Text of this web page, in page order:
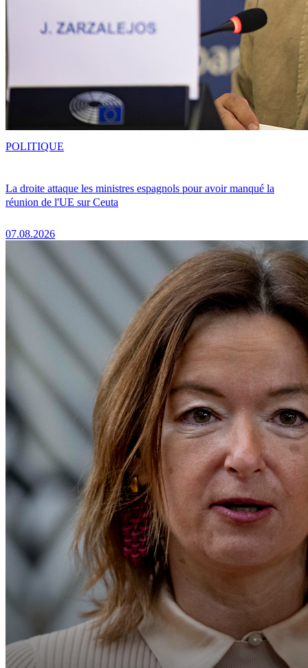
La droite attaque les ministres espagnols pour avoir manqué la
réunion de l'UE sur Ceuta
07.08.2026
POLITIQUE